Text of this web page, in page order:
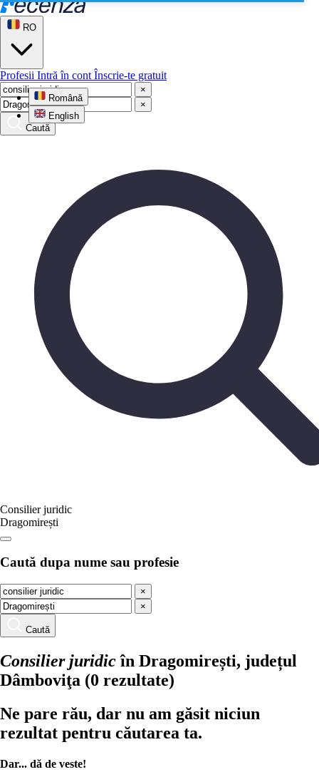
RO
Română
English
Profesii Intră în cont Înscrie-te gratuit
×
×
Caută
Consilier juridic
Dragomirești
Caută dupa nume sau profesie
×
×
Caută
Consilier juridicîn Dragomirești, județul
Dâmboviţa (0 rezultate)
Ne pare rău, dar nu am găsit niciun
rezultat pentru căutarea ta.
Dar... dă de veste!